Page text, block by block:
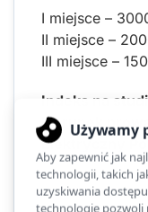
I miejsce –
II miejsce –
III miejsce –
Indeks na
kierunek
Elektryczny